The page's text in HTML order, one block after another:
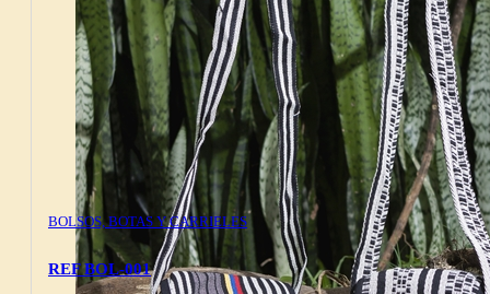
BOLSOS, BOTAS Y CARRIELES
REF BOL-001